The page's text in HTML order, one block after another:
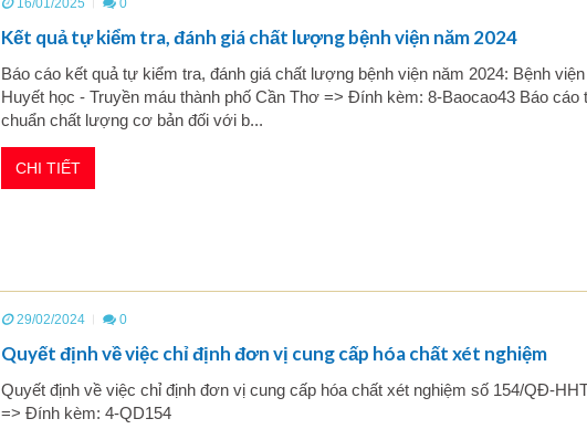
16/01/2025 0
Kết quả tự kiểm tra, đánh giá chất lượng bệnh viện năm 2024
Báo cáo kết quả tự kiểm tra, đánh giá chất lượng bệnh viện năm 2024: Bệnh viện
Huyết học - Truyền máu thành phố Cần Thơ => Đính kèm: 8-Baocao43 Báo cáo
chuẩn chất lượng cơ bản đối với b...
CHI TIẾT
29/02/2024 0
Quyết định về việc chỉ định đơn vị cung cấp hóa chất xét nghiệm
Quyết định về việc chỉ định đơn vị cung cấp hóa chất xét nghiệm số 154/QĐ-
=> Đính kèm: 4-QD154